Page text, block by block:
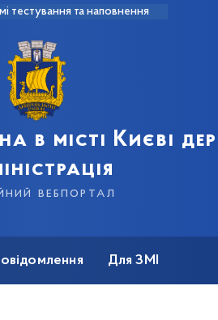
тестування та наповнення
в місті Києві
вебпортал
Для ЗМІ